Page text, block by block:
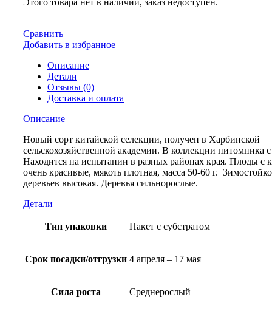
Этого товара нет в наличии, заказ недоступен.
Сравнить
Добавить в избранное
Описание
Детали
Отзывы (0)
Доставка и оплата
Описание
Новый сорт китайской селекции, получен в Харбинской
сельскохозяйственной академии. В коллекции питомника с
Находится на испытании в разных районах края. Плоды с
очень красивые, мякоть плотная, масса 50-60 г.
деревьев высокая. Деревья сильнорослые.
Детали
Тип упаковки Пакет с субстратом
Срок посадки/отгрузки 4 апреля – 17 мая
Сила роста Среднерослый